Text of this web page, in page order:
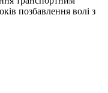
позбавлення волі з